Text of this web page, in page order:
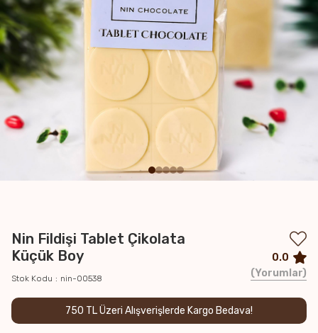
Nin Fildişi Tablet Çikolata
Küçük Boy
Stok Kodu nin-00538
750 TL Üzeri Alışverişlerde Kargo Bedava!
0.0
Yorumlar